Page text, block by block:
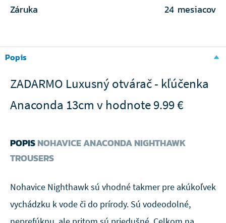
Záruka
24 mesiacov
Popis
ZADARMO Luxusný otvárač - kľúčenka
Anaconda 13cm v hodnote 9.99 €
POPISNOHAVICE ANACONDA NIGHTHAWK
TROUSERS
Nohavice Nighthawk sú vhodné takmer pre akúkoľvek
vychádzku k vode či do prírody. Sú vodeodolné,